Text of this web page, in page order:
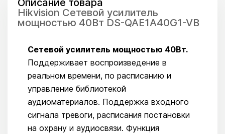
Описание товара
Hikvision Сетевой усилитель
мощностью 40Вт DS-QAE1A40G1-VB
Сетевой усилитель мощностью 40Вт.
Поддерживает воспроизведение в
реальном времени, по расписанию и
управление библиотекой
аудиоматериалов. Поддержка входного
сигнала тревоги, расписания постановки
на охрану и аудиосвязи. Функция